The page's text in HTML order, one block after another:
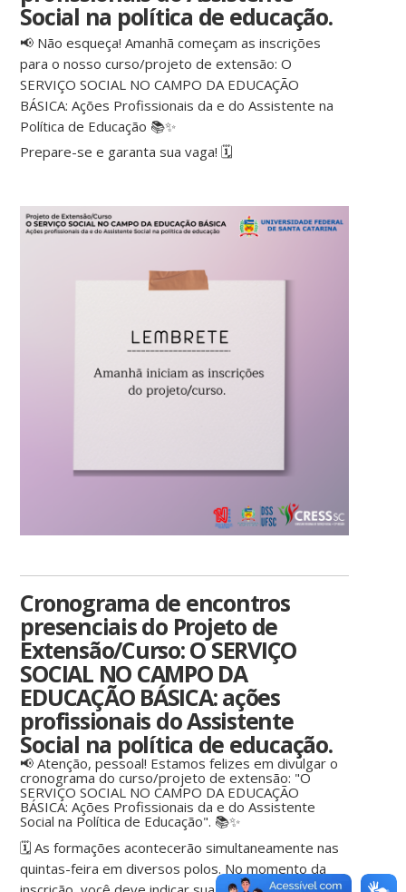
Social na política de educação.
📢 Não esqueça! Amanhã começam as inscrições
para o nosso curso/projeto de extensão: O
SERVIÇO SOCIAL NO CAMPO DA EDUCAÇÃO
BÁSICA: Ações Profissionais da e do Assistente na
Política de Educação 📚✨
Prepare-se e garanta sua vaga! 🗓️
Cronograma de encontros
presenciais do Projeto de
Extensão/Curso: O SERVIÇO
SOCIAL NO CAMPO DA
EDUCAÇÃO BÁSICA: ações
profissionais do Assistente
Social na política de educação.
📢 Atenção, pessoal! Estamos felizes em divulgar o
cronograma do curso/projeto de extensão: "O
SERVIÇO SOCIAL NO CAMPO DA EDUCAÇÃO
BÁSICA: Ações Profissionais da e do Assistente
Social na Política de Educação". 📚✨
🗓 As formações acontecerão simultaneamente nas
quintas-feira em diversos polos. No momento da